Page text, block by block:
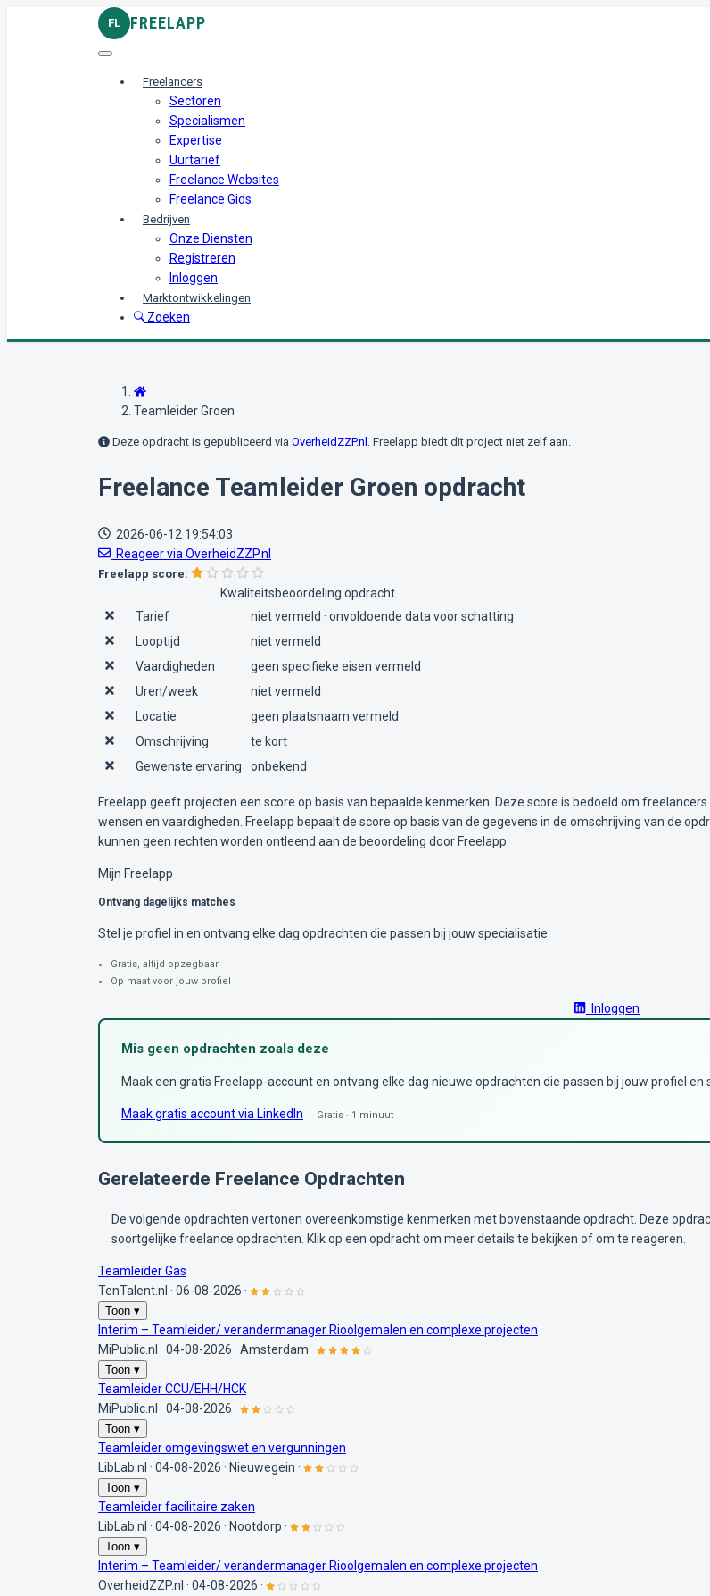
FL FREELAPP
Freelancers
Sectoren
Specialismen
Expertise
Uurtarief
Freelance Websites
Freelance Gids
Bedrijven
Onze Diensten
Registreren
Inloggen
Marktontwikkelingen
Zoeken
Teamleider Groen
Deze opdracht is gepubliceerd via OverheidZZP.nl . Freelapp biedt dit project niet zelf aan.
Freelance Teamleider Groen opdracht
2026-06-12 19:54:03
Reageer via OverheidZZP.nl
Freelapp score:
Kwaliteitsbeoordeling opdracht
Tarief
niet vermeld · onvoldoende data voor schatting
Looptijd
niet vermeld
Vaardigheden
geen specifieke eisen vermeld
Uren/week
niet vermeld
Locatie
geen plaatsnaam vermeld
Omschrijving
te kort
Gewenste ervaring
onbekend
Freelapp geeft projecten een score op basis van bepaalde kenmerken. Deze score is bedoeld om
wensen en vaardigheden. Freelapp bepaalt de score op basis van de gegevens in de omschrijving van de
kunnen geen rechten worden ontleend aan de beoordeling door Freelapp.
Mijn Freelapp
Ontvang dagelijks matches
Stel je profiel in en ontvang elke dag opdrachten die passen bij jouw specialisatie.
Gratis, altijd opzegbaar
Op maat voor jouw profiel
Inloggen
Mis geen opdrachten zoals deze
Maak een gratis Freelapp-account en ontvang elke dag nieuwe opdrachten die passen bij jouw profiel en
Maak gratis account via LinkedIn Gratis · 1 minuut
Gerelateerde Freelance Opdrachten
De volgende opdrachten vertonen overeenkomstige kenmerken met bovenstaande opdracht. Deze
soortgelijke freelance opdrachten. Klik op een opdracht om meer details te bekijken of om te reageren.
Teamleider Gas
TenTalent.nl · 06-08-2026 ·
Toon ▾
Interim – Teamleider/ verandermanager Rioolgemalen en complexe projecten
MiPublic.nl · 04-08-2026 · Amsterdam ·
Toon ▾
Teamleider CCU/EHH/HCK
MiPublic.nl · 04-08-2026 ·
Toon ▾
Teamleider omgevingswet en vergunningen
LibLab.nl · 04-08-2026 · Nieuwegein ·
Toon ▾
Teamleider facilitaire zaken
LibLab.nl · 04-08-2026 · Nootdorp ·
Toon ▾
Interim – Teamleider/ verandermanager Rioolgemalen en complexe projecten
OverheidZZP.nl · 04-08-2026 ·